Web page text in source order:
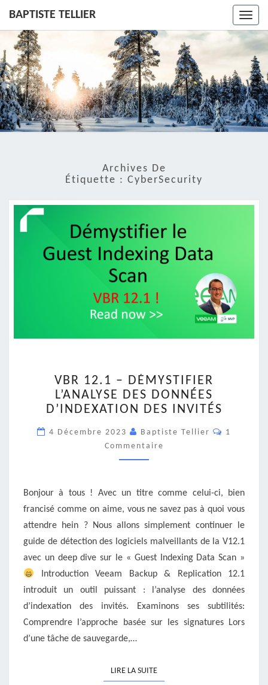
BAPTISTE TELLIER
Archives De
Étiquette : CyberSecurity
12.1
–
DÉMYSTIFIER
DES
DONNÉES
D’INDEXATION
VBR 12.1 – DÉMYSTIFIER
L’ANALYSE DES DONNÉES
D’INDEXATION DES INVITÉS
4 Décembre 2023 Baptiste Tellier
1
Commentaire
Bonjour à tous ! Avec un titre comme celui-ci, bien
francisé comme on aime, vous ne savez pas à quoi vous
attendre hein ? Nous allons simplement continuer le
guide de détection des logiciels malveillants de la V12.1
avec un deep dive sur le « Guest Indexing Data Scan »
Introduction Veeam Backup & Replication 12.1
introduit un outil puissant : l’analyse des données
d’indexation des invités. Examinons ses subtilités:
Comprendre l’approche basée sur les signatures Lors
d’une tâche de sauvegarde,…
LIRE LA SUITELIRE LA SUITE